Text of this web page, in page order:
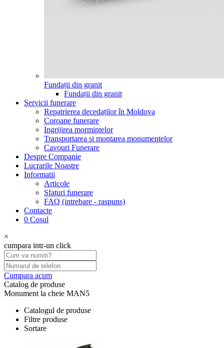
Fundații din granit
Fundații din granit
Servicii funerare
Repatrierea decedaților în Moldova
Coroane funerare
Ingrijirea mormintelor
Transportarea si montarea monumentelor
Cavouri Funerare
Despre Companie
Lucrarile Noastre
Informatii
Articole
Sfaturi funerare
FAQ (intrebare - raspuns)
Contacte
0 Cosul
×
cumpara intr-un click
Cumpara acum
Catalog de produse
Monument la cheie MAN5
Catalogul de produse
Filtre produse
Sortare